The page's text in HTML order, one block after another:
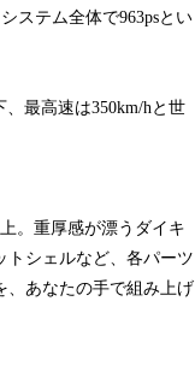
ステム全体で963psとい
、最高速は350km/hと世
。重厚感が漂うダイキ
トシェルなど、各パーツ
、あなたの手で組み上げ